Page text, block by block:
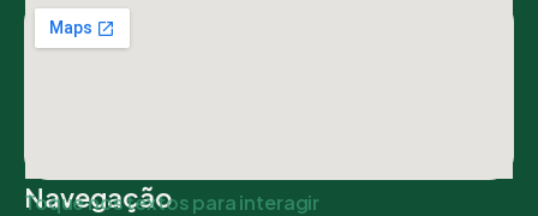
Navegação
Toque nos textos para interagir